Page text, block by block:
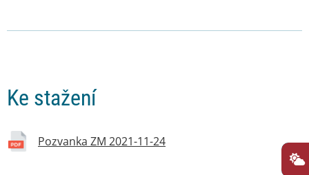
Ke stažení
Pozvanka ZM 2021-11-24